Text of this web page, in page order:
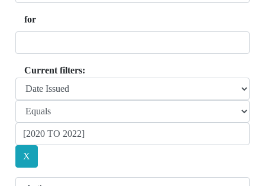
for
Current filters: